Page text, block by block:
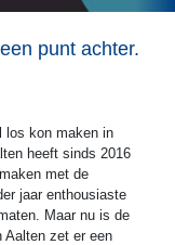
punt achter.
los kon maken in
heeft sinds 2016
met de
jaar enthousiaste
Maar nu is de
Aalten zet er een